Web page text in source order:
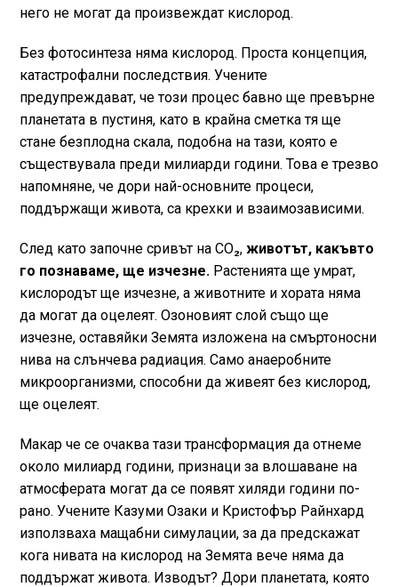
него не могат да произвеждат кислород.
Без фотосинтеза няма кислород. Проста концепция,
катастрофални последствия. Учените
предупреждават, че този процес бавно ще превърне
планетата в пустиня, като в крайна сметка тя ще
стане безплодна скала, подобна на тази, която е
съществувала преди милиарди години. Това е трезво
напомняне, че дори най-основните процеси,
поддържащи живота, са крехки и взаимозависими.
След като започне сривът на CO₂,животът, какъвто
го познаваме, ще изчезне.Растенията ще умрат,
кислородът ще изчезне, а животните и хората няма
да могат да оцелеят. Озоновият слой също ще
изчезне, оставяйки Земята изложена на смъртоносни
нива на слънчева радиация. Само анаеробните
микроорганизми, способни да живеят без кислород,
ще оцелеят.
Макар че се очаква тази трансформация да отнеме
около милиард години, признаци за влошаване на
атмосферата могат да се появят хиляди години по-
рано. Учените Казуми Озаки и Кристофър Райнхард
използваха мащабни симулации, за да предскажат
кога нивата на кислород на Земята вече няма да
поддържат живота. Изводът? Дори планетата, която